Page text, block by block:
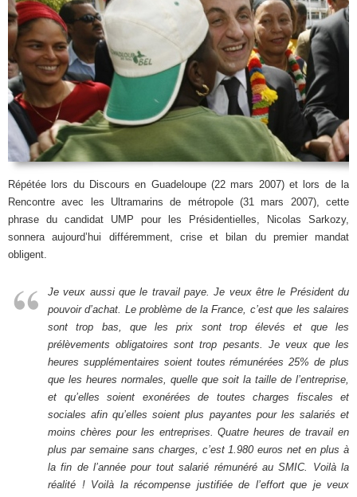
Répétée lors du Discours en Guadeloupe (22 mars 2007) et lors de la
Rencontre avec les Ultramarins de métropole (31 mars 2007), cette
phrase du candidat UMP pour les Présidentielles, Nicolas Sarkozy,
sonnera aujourd’hui différemment, crise et bilan du premier mandat
obligent.
Je veux aussi que le travail paye. Je veux être le Président du
pouvoir d’achat. Le problème de la France, c’est que les salaires
sont trop bas, que les prix sont trop élevés et que les
prélèvements obligatoires sont trop pesants. Je veux que les
heures supplémentaires soient toutes rémunérées 25% de plus
que les heures normales, quelle que soit la taille de l’entreprise,
et qu’elles soient exonérées de toutes charges fiscales et
sociales afin qu’elles soient plus payantes pour les salariés et
moins chères pour les entreprises. Quatre heures de travail en
plus par semaine sans charges, c’est 1.980 euros net en plus à
la fin de l’année pour tout salarié rémunéré au SMIC. Voilà la
réalité ! Voilà la récompense justifiée de l’effort que je veux